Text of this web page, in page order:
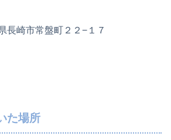
長崎市常盤町２２−１７
た場所